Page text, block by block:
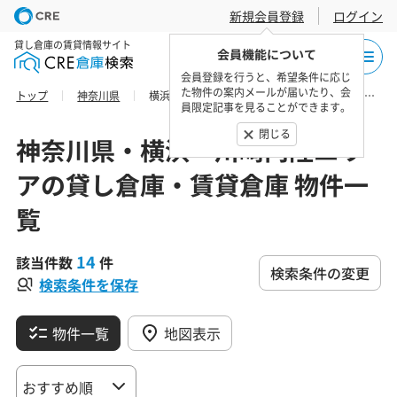
新規会員登録
会員機能について
会員登録を行うと、希望条件に応じ
た物件の案内メールが届いたり、会
員限定記事を見ることができます。
閉じる
ログイン
貸し倉庫の賃貸情報サイト
トップ 神奈川県 横浜・川崎内陸エリアの貸し倉庫・賃貸倉庫 物件一覧
神奈川県・横浜・川崎内陸エリ
アの貸し倉庫・賃貸倉庫 物件一
覧
該当件数 14件
検索条件を保存
検索条件の変更
物件一覧 地図表示